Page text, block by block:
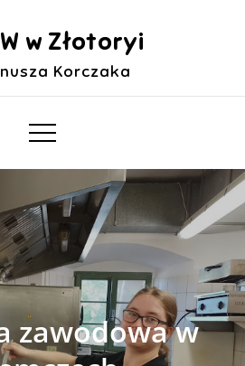
w Złotoryi
Korczaka
zawodowa w